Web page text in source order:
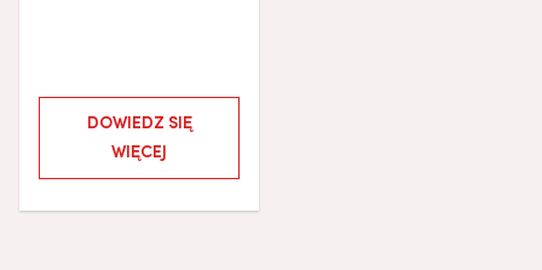
DOWIEDZ SIĘ
WIĘCEJ